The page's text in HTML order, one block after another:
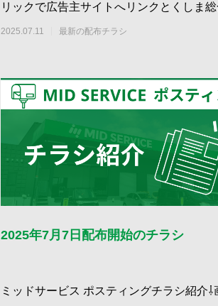
リックで広告主サイトへリンクとくしま
展示場｜ペットと暮らす家づくりフェア
2025.07.11 最新の配布チラシ
2025年7月7日配布開始のチラシ
ミッドサービス ポスティングチラシ紹介⇩